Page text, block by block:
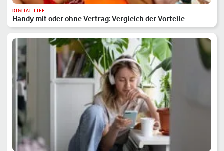
DIGITAL LIFE
Handy mit oder ohne Vertrag: Vergleich der Vorteile